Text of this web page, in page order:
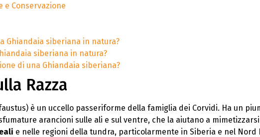
e Conservazione
Ghiandaia siberiana in natura?
siberiana in natura?
di una Ghiandaia siberiana?
Razza
è un uccello passeriforme della famiglia dei Corvidi. Ha un
arancioni sulle ali e sul ventre, che la aiutano a
e nelle regioni della tundra, particolarmente in Siberia e nel Nord